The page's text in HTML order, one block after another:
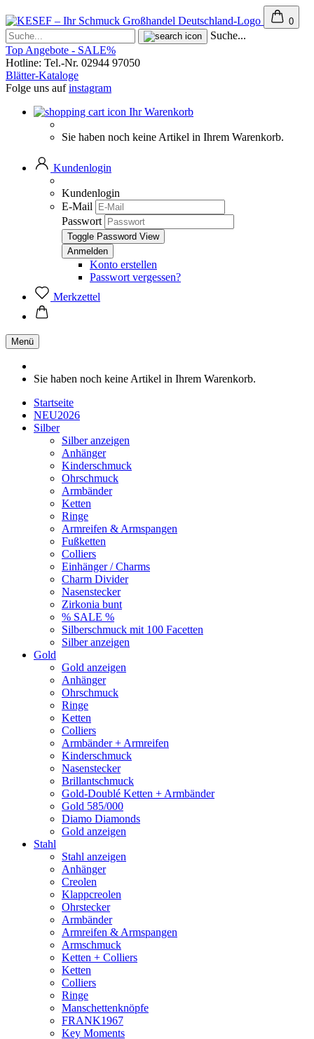
0
Suche...
Top Angebote - SALE%
Hotline: Tel.-Nr. 02944 97050
Blätter-Kataloge
Folge uns aufinstagram
Ihr Warenkorb
Sie haben noch keine Artikel in Ihrem Warenkorb.
Kundenlogin
Kundenlogin
E-Mail
Passwort
Toggle Password View
Konto erstellen
Passwort vergessen?
Merkzettel
Menü
Sie haben noch keine Artikel in Ihrem Warenkorb.
Startseite
NEU2026
Silber
Silber anzeigen
Anhänger
Kinderschmuck
Ohrschmuck
Armbänder
Ketten
Ringe
Armreifen & Armspangen
Fußketten
Colliers
Einhänger / Charms
Charm Divider
Nasenstecker
Zirkonia bunt
% SALE %
Silberschmuck mit 100 Facetten
Silber anzeigen
Gold
Gold anzeigen
Anhänger
Ohrschmuck
Ringe
Ketten
Colliers
Armbänder + Armreifen
Kinderschmuck
Nasenstecker
Brillantschmuck
Gold-Doublé Ketten + Armbänder
Gold 585/000
Diamo Diamonds
Gold anzeigen
Stahl
Stahl anzeigen
Anhänger
Creolen
Klappcreolen
Ohrstecker
Armbänder
Armreifen & Armspangen
Armschmuck
Ketten + Colliers
Ketten
Colliers
Ringe
Manschettenknöpfe
FRANK1967
Key Moments